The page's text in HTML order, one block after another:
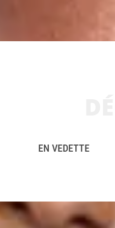
EN VEDETTE